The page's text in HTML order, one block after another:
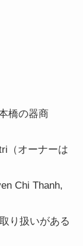
の器商
（オーナーは
Chi Thanh,
り扱いがある